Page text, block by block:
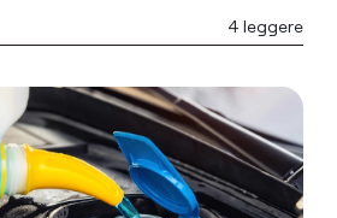
4 leggere